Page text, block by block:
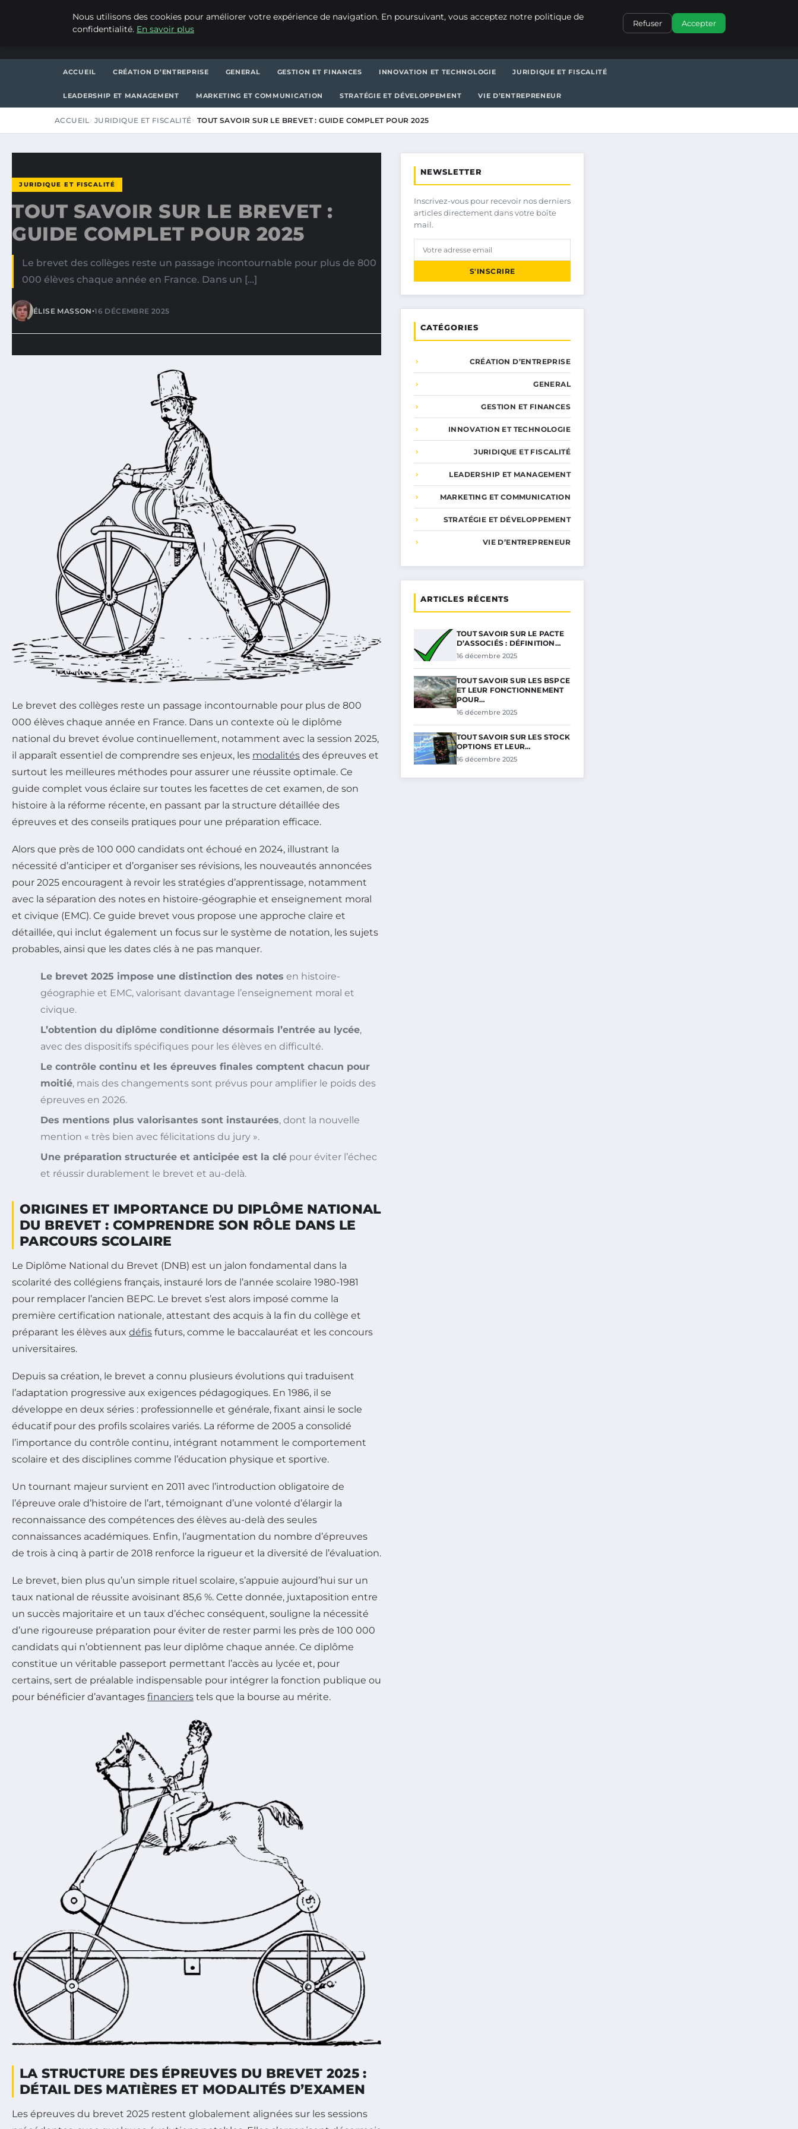
ACCUEIL CRÉATION D’ENTREPRISE GENERAL GESTION ET FINANCES INNOVATION ET TECHNOLOGIE JURIDIQUE ET FISCALITÉ
LEADERSHIP ET MANAGEMENT MARKETING ET COMMUNICATION STRATÉGIE ET DÉVELOPPEMENT VIE D’ENTREPRENEUR
ACCUEIL JURIDIQUE ET FISCALITÉ TOUT SAVOIR SUR LE BREVET : GUIDE COMPLET POUR 2025
JURIDIQUE ET FISCALITÉ
TOUT SAVOIR SUR LE BREVET :
GUIDE COMPLET POUR 2025
Le brevet des collèges reste un passage incontournable pour plus de 800
000 élèves chaque année en France. Dans un […]
ÉLISE MASSON•16 DÉCEMBRE 2025
Le brevet des collèges reste un passage incontournable pour plus de 800
000 élèves chaque année en France. Dans un contexte où le diplôme
national du brevet évolue continuellement, notamment avec la session 2025,
il apparaît essentiel de comprendre ses enjeux, les modalités des épreuves et
surtout les meilleures méthodes pour assurer une réussite optimale. Ce
guide complet vous éclaire sur toutes les facettes de cet examen, de son
histoire à la réforme récente, en passant par la structure détaillée des
épreuves et des conseils pratiques pour une préparation efficace.
Alors que près de 100 000 candidats ont échoué en 2024, illustrant la
nécessité d’anticiper et d’organiser ses révisions, les nouveautés annoncées
pour 2025 encouragent à revoir les stratégies d’apprentissage, notamment
avec la séparation des notes en histoire-géographie et enseignement moral
et civique (EMC). Ce guide brevet vous propose une approche claire et
détaillée, qui inclut également un focus sur le système de notation, les sujets
probables, ainsi que les dates clés à ne pas manquer.
Le brevet 2025 impose une distinction des notes en histoire-
géographie et EMC, valorisant davantage l’enseignement moral et
civique.
L’obtention du diplôme conditionne désormais l’entrée au lycée,
avec des dispositifs spécifiques pour les élèves en difficulté.
Le contrôle continu et les épreuves finales comptent chacun pour
moitié, mais des changements sont prévus pour amplifier le poids des
épreuves en 2026.
Des mentions plus valorisantes sont instaurées, dont la nouvelle
mention « très bien avec félicitations du jury ».
Une préparation structurée et anticipée est la clé pour éviter l’échec
et réussir durablement le brevet et au-delà.
ORIGINES ET IMPORTANCE DU DIPLÔME NATIONAL
DU BREVET : COMPRENDRE SON RÔLE DANS LE
PARCOURS SCOLAIRE
Le Diplôme National du Brevet (DNB) est un jalon fondamental dans la
scolarité des collégiens français, instauré lors de l’année scolaire 1980-1981
pour remplacer l’ancien BEPC. Le brevet s’est alors imposé comme la
première certification nationale, attestant des acquis à la fin du collège et
préparant les élèves aux défis futurs, comme le baccalauréat et les concours
universitaires.
Depuis sa création, le brevet a connu plusieurs évolutions qui traduisent
l’adaptation progressive aux exigences pédagogiques. En 1986, il se
développe en deux séries : professionnelle et générale, fixant ainsi le socle
éducatif pour des profils scolaires variés. La réforme de 2005 a consolidé
l’importance du contrôle continu, intégrant notamment le comportement
scolaire et des disciplines comme l’éducation physique et sportive.
Un tournant majeur survient en 2011 avec l’introduction obligatoire de
l’épreuve orale d’histoire de l’art, témoignant d’une volonté d’élargir la
reconnaissance des compétences des élèves au-delà des seules
connaissances académiques. Enfin, l’augmentation du nombre d’épreuves
de trois à cinq à partir de 2018 renforce la rigueur et la diversité de l’évaluation.
Le brevet, bien plus qu’un simple rituel scolaire, s’appuie aujourd’hui sur un
taux national de réussite avoisinant 85,6 %. Cette donnée, juxtaposition entre
un succès majoritaire et un taux d’échec conséquent, souligne la nécessité
d’une rigoureuse préparation pour éviter de rester parmi les près de 100 000
candidats qui n’obtiennent pas leur diplôme chaque année. Ce diplôme
constitue un véritable passeport permettant l’accès au lycée et, pour
certains, sert de préalable indispensable pour intégrer la fonction publique ou
pour bénéficier d’avantages financiers tels que la bourse au mérite.
LA STRUCTURE DES ÉPREUVES DU BREVET 2025 :
DÉTAIL DES MATIÈRES ET MODALITÉS D’EXAMEN
Les épreuves du brevet 2025 restent globalement alignées sur les sessions
NEWSLETTER
Inscrivez-vous pour recevoir nos derniers
articles directement dans votre boîte
mail.
S'INSCRIRE
CATÉGORIES
CRÉATION D’ENTREPRISE
GENERAL
GESTION ET FINANCES
INNOVATION ET TECHNOLOGIE
JURIDIQUE ET FISCALITÉ
LEADERSHIP ET MANAGEMENT
MARKETING ET COMMUNICATION
STRATÉGIE ET DÉVELOPPEMENT
VIE D’ENTREPRENEUR
ARTICLES RÉCENTS
TOUT SAVOIR SUR LE PACTE
D’ASSOCIÉS : DÉFINITION…
16 décembre 2025
TOUT SAVOIR SUR LES BSPCE
ET LEUR FONCTIONNEMENT
POUR…
16 décembre 2025
TOUT SAVOIR SUR LES STOCK
OPTIONS ET LEUR…
16 décembre 2025
Nous utilisons des cookies pour améliorer votre expérience de navigation. En poursuivant, vous acceptez notre politique de
confidentialité. En savoir plus
Refuser Accepter